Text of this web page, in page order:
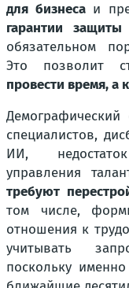
для бизнесаи
гарантии
обязательном
Это позволит
провести время, а
специалистов,
ИИ,
управления
требуют
том числе,
отношения к
учитывать
поскольку